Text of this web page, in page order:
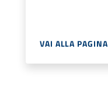
VAI ALLA PAGINA